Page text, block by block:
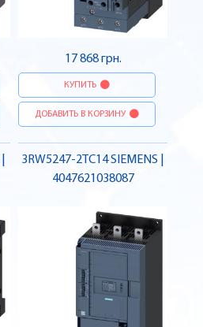
17 868 грн.
КУПИТЬ
ДОБАВИТЬ В КОРЗИНУ
3RW5247-2TC14 SIEMENS |
4047621038087